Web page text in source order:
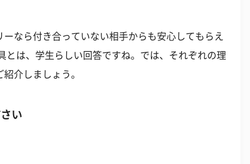
なら付き合っていない相手からも安心してもらえ
とは、学生らしい回答ですね。では、それぞれの理
介しましょう。
い